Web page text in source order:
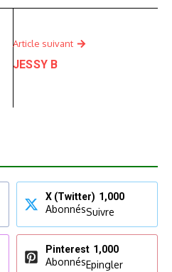
Article suivant
JESSY B
X (Twitter) 1,000
AbonnésSuivre
Pinterest 1,000
AbonnésEpingler